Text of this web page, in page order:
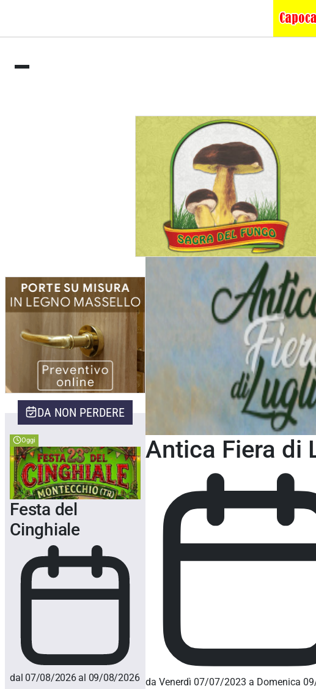
DA NON PERDERE
Oggi
Festa del
Cinghiale
dal 07/08/2026 al 09/08/2026
Antica Fiera di Luglio
Antica Fiera di
da Venerdì 07/07/2023 a Domenica